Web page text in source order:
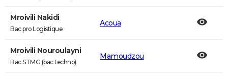
Mroivili Nakidi
Bac pro Logistique
Acoua
Mroivili Nouroulayni
Bac STMG (bac techno)
Mamoudzou